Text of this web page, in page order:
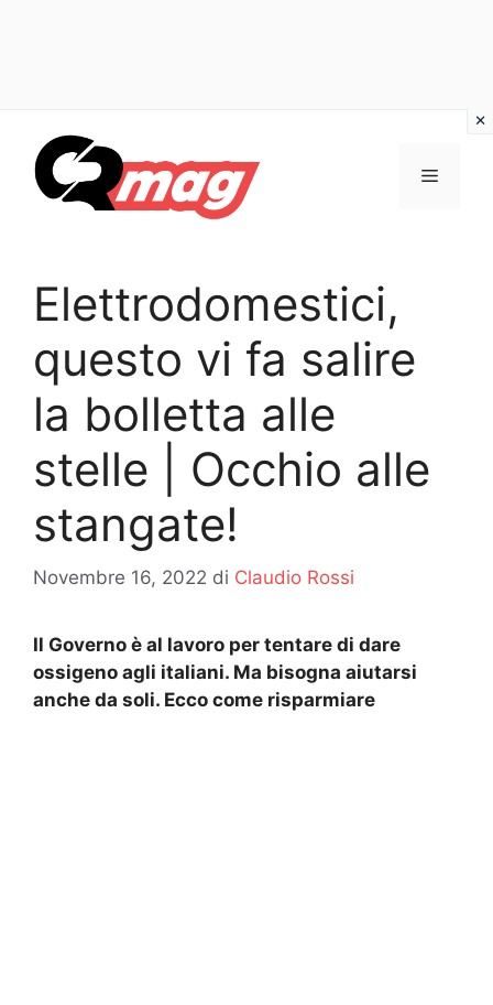
contenuto
Menu
Elettrodomestici,
questo vi fa salire
la bolletta alle
stelle | Occhio alle
stangate!
Novembre 16, 2022 di Claudio Rossi
Il Governo è al lavoro per tentare di dare
ossigeno agli italiani. Ma bisogna aiutarsi
anche da soli. Ecco come risparmiare